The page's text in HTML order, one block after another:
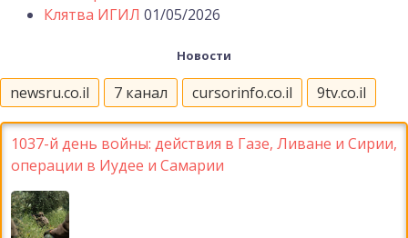
Клятва ИГИЛ 01/05/2026
Новости
newsru.co.il 7 канал cursorinfo.co.il 9tv.co.il
1037-й день войны: действия в Газе, Ливане и Сирии,
операции в Иудее и Самарии